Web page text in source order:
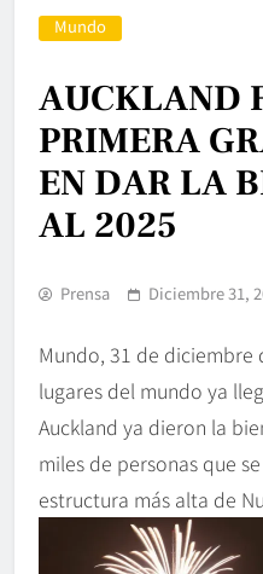
Mundo
AUCKLAND
PRIMERA
EN DAR LA
AL 2025
Prensa Diciembre 31,
Mundo, 31 de diciembre
lugares del mundo ya
Auckland ya dieron la
miles de personas que
estructura más alta de